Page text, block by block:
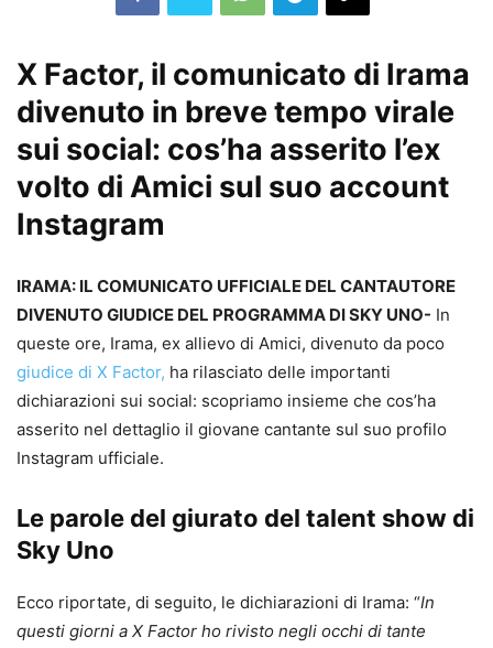
X Factor, il comunicato di Irama
divenuto in breve tempo virale
sui social: cos’ha asserito l’ex
volto di Amici sul suo account
Instagram
IRAMA: IL COMUNICATO UFFICIALE DEL CANTAUTORE
DIVENUTO GIUDICE DEL PROGRAMMA DI SKY UNO- In
queste ore, Irama, ex allievo di Amici, divenuto da poco
giudice di X Factor, ha rilasciato delle importanti
dichiarazioni sui social: scopriamo insieme che cos’ha
asserito nel dettaglio il giovane cantante sul suo profilo
Instagram ufficiale.
Le parole del giurato del talent show di
Sky Uno
Ecco riportate, di seguito, le dichiarazioni di Irama: “In
questi giorni a X Factor ho rivisto negli occhi di tante